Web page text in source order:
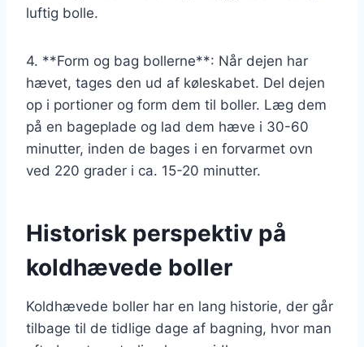
luftig bolle.
4. **Form og bag bollerne**: Når dejen har
hævet, tages den ud af køleskabet. Del dejen
op i portioner og form dem til boller. Læg dem
på en bageplade og lad dem hæve i 30-60
minutter, inden de bages i en forvarmet ovn
ved 220 grader i ca. 15-20 minutter.
Historisk perspektiv på
koldhævede boller
Koldhævede boller har en lang historie, der går
tilbage til de tidlige dage af bagning, hvor man